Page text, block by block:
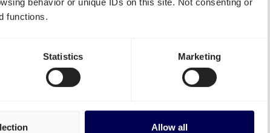
functions.
Statistics Marketing
Allow all
zoals 200 Fahrenheit
wacht je nog op?